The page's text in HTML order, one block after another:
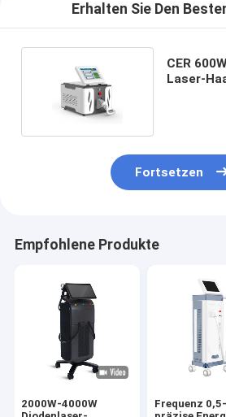
Erhalten Sie Den
CER
Laser-
Fortsetzen
Empfohlene Produkte
2000W-4000W
Frequenz